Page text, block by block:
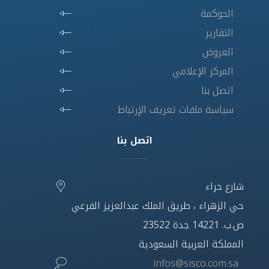
الحوكمة
التقارير
العروض
المركز الإعلامي
اتصل بنا
سياسة ملفات تعريف الإرتباط
اتصل بنا
شارع حراء
حي الزهراء ، طريق الملك عبدالعزيز الفرعي
ص.ب. 14221 جدة 23522
المملكة العربية السعودية
infos@sisco.com.sa